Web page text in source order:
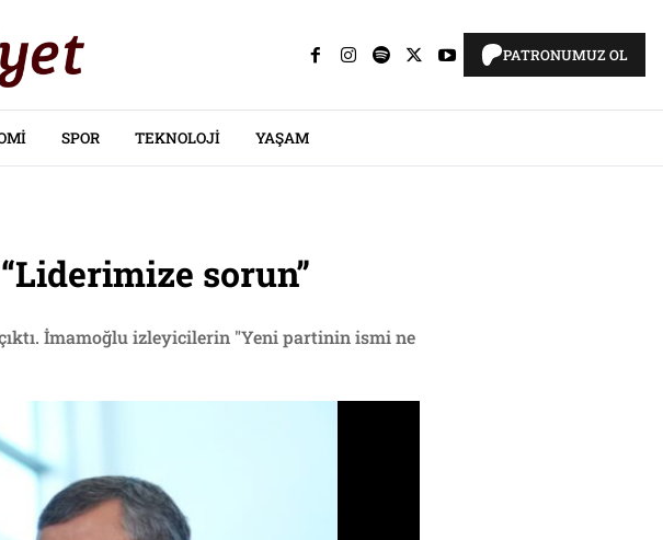
PATRONUMUZ OL
SPOR TEKNOLOJI YAŞAM
sorun”
İmamoğlu izleyicilerin "Yeni partinin ismi ne